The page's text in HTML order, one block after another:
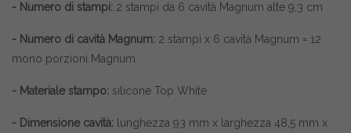
- Numero di stampi: 2 stampi da 6 cavità Magnum alte 9,3 cm
- Numero di cavità Magnum: 2 stampi x 6 cavità Magnum = 12
mono porzioni Magnum
- Materiale stampo: silicone Top White
- Dimensione cavità: lunghezza 93 mm x larghezza 48,5 mm x